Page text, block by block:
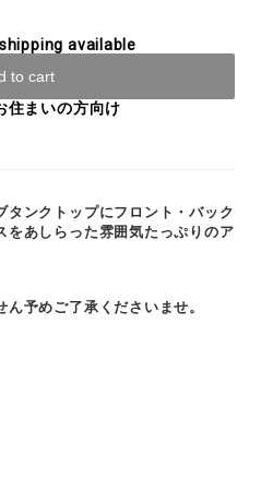
available
to cart
住まいの方向け
タンクトップにフロント・バック
をあしらった雰囲気たっぷりのア
予めご了承くださいませ。